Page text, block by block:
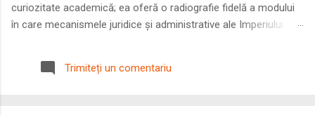
curiozitate academică; ea oferă o radiografie fidelă a modului
în care mecanismele juridice și administrative ale Imperiului
Într-o epocă în care prosperitatea excepțională a lumii romane
era susținută de o mobilitate socială dinamică și de o libertate
Trimiteți un comentariu